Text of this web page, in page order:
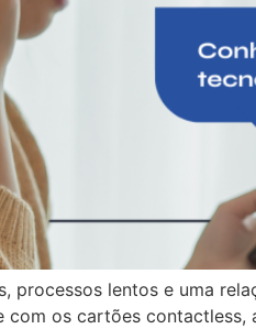
lentos e uma
os cartões contactless,